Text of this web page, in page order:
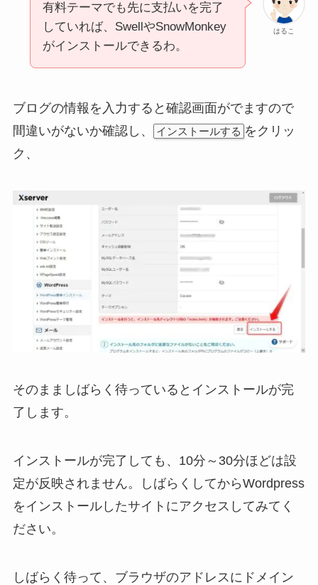
はるこ
有料テーマでも先に支払いを完了
していれば、SwellやSnowMonkey
がインストールできるわ。
ブログの情報を入力すると確認画面がでますので
間違いがないか確認し、
インストールする をクリッ
ク、
そのまましばらく待っているとインストールが完
了します。
インストールが完了しても、10分～30分ほどは設
定が反映されません。しばらくしてからWordpress
をインストールしたサイトにアクセスしてみてく
ださい。
しばらく待って、ブラウザのアドレスにドメイン